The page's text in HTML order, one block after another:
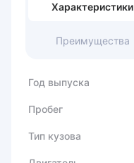
Характеристики
Преимущества
Год выпуска
Пробег
Тип кузова